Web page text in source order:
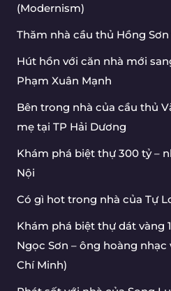
(Modernism)
Thăm nhà cầu thủ Hồng
Hút hồn với căn nhà mới
Phạm Xuân Mạnh
Bên trong nhà của cầu thủ
mẹ tại TP Hải Dương
Khám phá biệt thự 300 tỷ –
Nội
Có gì hot trong nhà của Tự
Khám phá biệt thự dát vàng
Ngọc Sơn – ông hoàng nhạc
Chí Minh)